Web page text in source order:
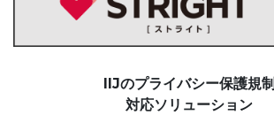
IIJのプライバシー保護規制
対応ソリューション